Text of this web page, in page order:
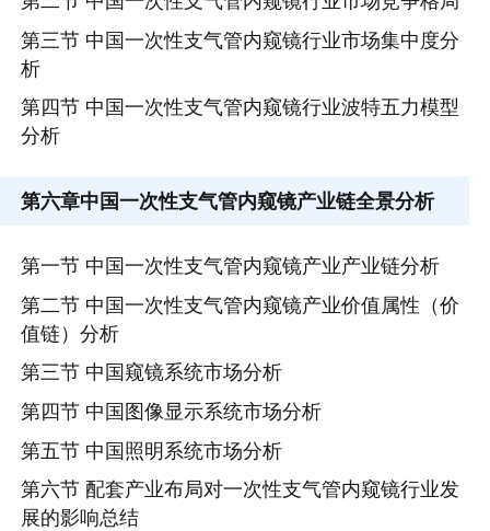
第三节 中国一次性支气管内窥镜行业市场集中度分
析
第四节 中国一次性支气管内窥镜行业波特五力模型
分析
第六章中国一次性支气管内窥镜产业链全景分析
第一节 中国一次性支气管内窥镜产业产业链分析
第二节 中国一次性支气管内窥镜产业价值属性（价
值链）分析
第三节 中国窥镜系统市场分析
第四节 中国图像显示系统市场分析
第五节 中国照明系统市场分析
第六节 配套产业布局对一次性支气管内窥镜行业发
展的影响总结